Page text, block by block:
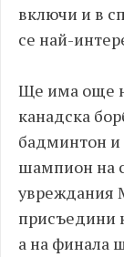
включи и в
се най-
Ще има още
канадска
бадминтон и
шампион на
увреждания
присъедини
а на финала